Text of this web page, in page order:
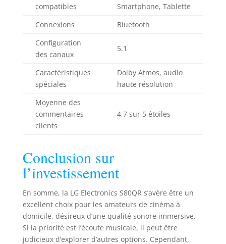
compatibles
Smartphone, Tablette
Connexions
Bluetooth
Configuration
des canaux
5.1
Caractéristiques
spéciales
Dolby Atmos, audio
haute résolution
Moyenne des
commentaires
clients
4,7 sur 5 étoiles
Conclusion sur
l’investissement
En somme, la LG Electronics S80QR s’avère être un
excellent choix pour les amateurs de cinéma à
domicile, désireux d’une qualité sonore immersive.
Si la priorité est l’écoute musicale, il peut être
judicieux d’explorer d’autres options. Cependant,